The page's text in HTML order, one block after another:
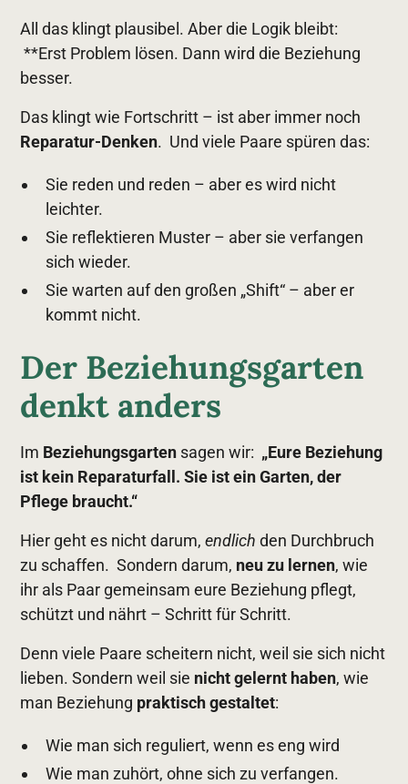
All das klingt plausibel. Aber die Logik bleibt:
**Erst Problem lösen. Dann wird die Beziehung
besser.
Das klingt wie Fortschritt – ist aber immer noch
Reparatur-Denken. Und viele Paare spüren das:
Sie reden und reden – aber es wird nicht
leichter.
Sie reflektieren Muster – aber sie verfangen
sich wieder.
Sie warten auf den großen „Shift“ – aber er
kommt nicht.
Der Beziehungsgarten
denkt anders
Im Beziehungsgarten sagen wir: „Eure Beziehung
ist kein Reparaturfall. Sie ist ein Garten, der
Pflege braucht.“
Hier geht es nicht darum,endlich den Durchbruch
zu schaffen. Sondern darum, neu zu lernen, wie
ihr als Paar gemeinsam eure Beziehung pflegt,
schützt und nährt – Schritt für Schritt.
Denn viele Paare scheitern nicht, weil sie sich nicht
lieben. Sondern weil sie nicht gelernt haben, wie
man Beziehung praktisch gestaltet:
Wie man sich reguliert, wenn es eng wird
Wie man zuhört, ohne sich zu verfangen.